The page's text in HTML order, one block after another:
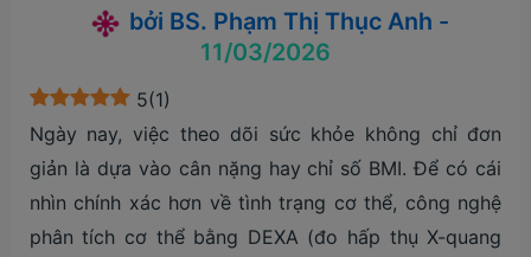
bởi BS. Phạm Thị Thục Anh -
11/03/2026
5(1)
Ngày nay, việc theo dõi sức khỏe không chỉ đơn
giản là dựa vào cân nặng hay chỉ số BMI. Để có cái
nhìn chính xác hơn về tình trạng cơ thể, công nghệ
phân tích cơ thể bằng DEXA (đo hấp thụ X-quang